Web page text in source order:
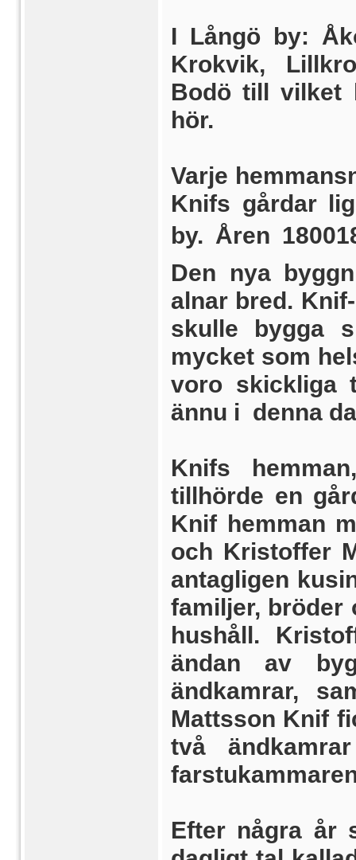
I Långö by:
Krokvik,
Bodö till vilket
hör.
Varje
Knifs gårdar
by. Åren
Den nya
alnar bred.
skulle bygga
mycket som
voro skickliga
ännu i denna
Knifs
tillhörde en
Knif hemman
och Kristoffer
antagligen
familjer, bröder
hushåll.
ändan av
ändkamrar,
Mattsson Knif
två
Efter några år